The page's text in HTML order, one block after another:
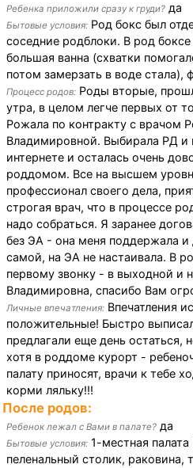
Ребенка приложили сразу к груди? да
Бытовые условия: Род бокс был
соседние родблоки. В род боксе
большая ванна (схватки
потом замерзать в воде стала),
Процесс родов: Роды вторые,
утра, в целом легче первых от
Рожала по контракту с врачом
Владимировной. Выбирала РД и
интернете и осталась очень
роддомом. Все на высшем
профессионал своего дела,
строгая врач, что в процессе
надо собраться. Я заранее
без ЭА - она меня поддержала и
самой, на ЭА не настаивала. В
первому звонку - в выходной и
Владимировна, спасибо Вам
Личные впечатления: Впечатления
положительные! Быстро
предлагали еще день остаться,
хотя в роддоме курорт -
палату приносят, врачи к тебе
корми ляльку!!!
После родов:
Ребенок лежал с Вами в палате? да
Бытовые условия: 1-местная
пеленальный столик, раковина,